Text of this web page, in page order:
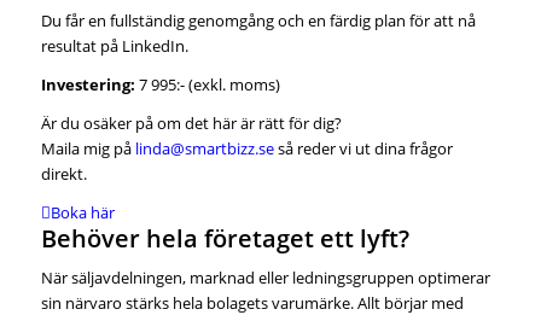
Du får en fullständig genomgång och en färdig plan för att nå
resultat på LinkedIn.
Investering: 7 995:- (exkl. moms)
Är du osäker på om det här är rätt för dig?
Maila mig på linda@smartbizz.seså reder vi ut dina frågor
direkt.
Boka här
Behöver hela företaget ett lyft?
När säljavdelningen, marknad eller ledningsgruppen optimerar
sin närvaro stärks hela bolagets varumärke. Allt börjar med